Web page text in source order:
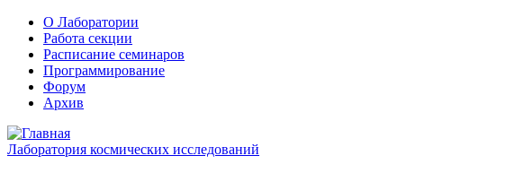
О Лаборатории
Работа секции
Расписание семинаров
Программирование
Форум
Архив
Лаборатория космических исследований